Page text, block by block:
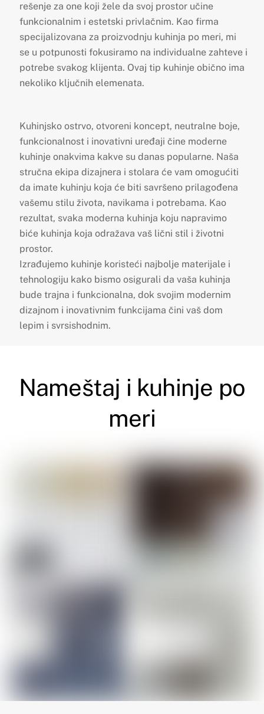
rešenje za one koji žele da svoj prostor učine
funkcionalnim i estetski privlačnim. Kao firma
specijalizovana za proizvodnju kuhinja po meri, mi
se u potpunosti fokusiramo na individualne zahteve i
potrebe svakog klijenta. Ovaj tip kuhinje obično ima
nekoliko ključnih elemenata.
Kuhinjsko ostrvo, otvoreni koncept, neutralne boje,
funkcionalnost i inovativni uređaji čine moderne
kuhinje onakvima kakve su danas popularne. Naša
stručna ekipa dizajnera i stolara će vam omogućiti
da imate kuhinju koja će biti savršeno prilagođena
vašemu stilu života, navikama i potrebama. Kao
rezultat, svaka moderna kuhinja koju napravimo
biće kuhinja koja odražava vaš lični stil i životni
prostor.
Izrađujemo kuhinje koristeći najbolje materijale i
tehnologiju kako bismo osigurali da vaša kuhinja
bude trajna i funkcionalna, dok svojim modernim
dizajnom i inovativnim funkcijama čini vaš dom
lepim i svrsishodnim.
Nameštaj i kuhinje po
meri